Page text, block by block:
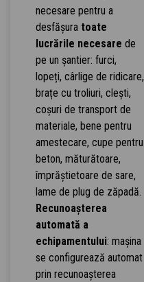
necesare pentru a
desfășura toate
lucrările necesare de
pe un șantier: furci,
lopeți, cârlige de ridicare,
brațe cu troliuri, clești,
coșuri de transport de
materiale, bene pentru
amestecare, cupe pentru
beton, măturătoare,
împrăștietoare de sare,
lame de plug de zăpadă.
Recunoașterea
automată a
echipamentului: mașina
se configurează automat
prin recunoașterea